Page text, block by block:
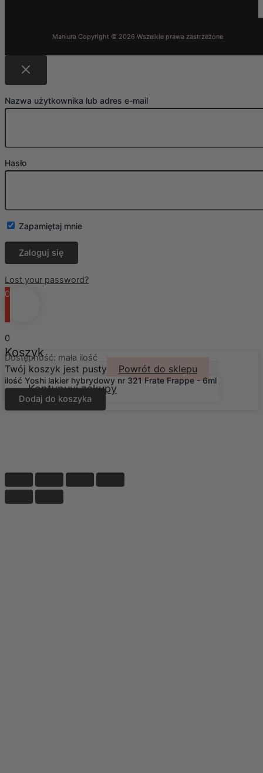
Nazwa użytkownika lub adres e-mail
Hasło
Zapamiętaj mnie
Lost your password?
0
0
Koszyk
Twój koszyk jest pusty Powrót do sklepu
Kontynuuj zakupy
Dostępność: mała ilość
ilość Yoshi lakier hybrydowy nr 321 Frate Frappe - 6ml
Dodaj do koszyka